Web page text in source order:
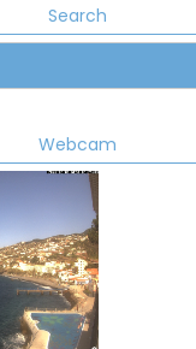
Search
Webcam